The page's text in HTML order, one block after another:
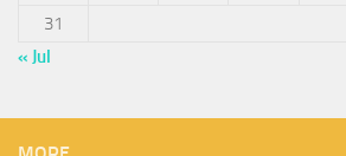
31
« Jul